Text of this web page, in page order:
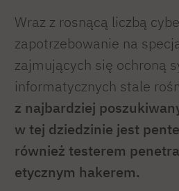
Wraz z rosnącą liczbą
zapotrzebowanie na
zajmujących się ochroną
informatycznych stale
z najbardziej
w tej dziedzinie jest
również testerem
etycznym hakerem.